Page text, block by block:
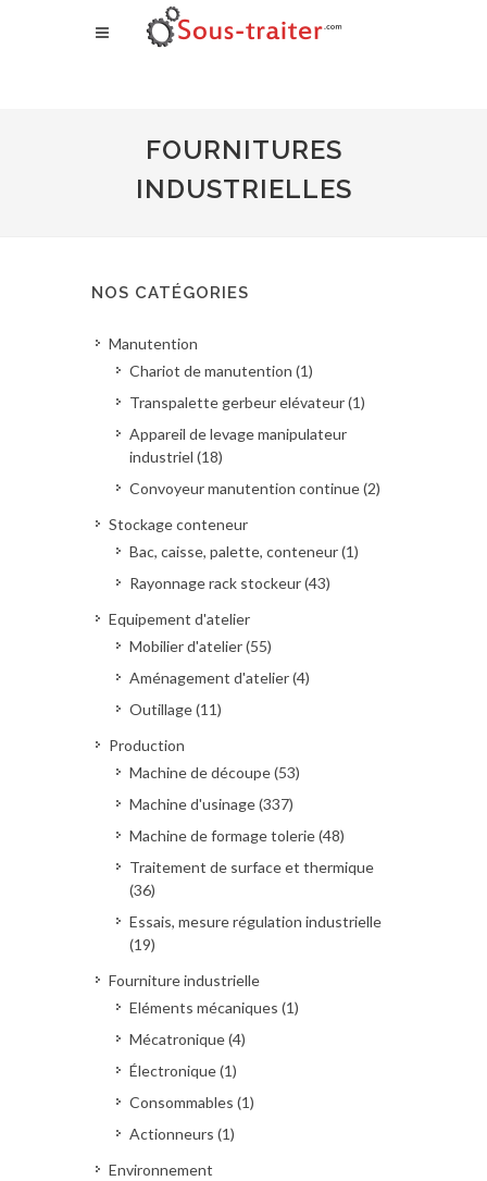
FOURNITURES
INDUSTRIELLES
NOS CATÉGORIES
Manutention
Chariot de manutention (1)
Transpalette gerbeur elévateur (1)
Appareil de levage manipulateur
industriel (18)
Convoyeur manutention continue (2)
Stockage conteneur
Bac, caisse, palette, conteneur (1)
Rayonnage rack stockeur (43)
Equipement d'atelier
Mobilier d'atelier (55)
Aménagement d'atelier (4)
Outillage (11)
Production
Machine de découpe (53)
Machine d'usinage (337)
Machine de formage tolerie (48)
Traitement de surface et thermique
(36)
Essais, mesure régulation industrielle
(19)
Fourniture industrielle
Eléments mécaniques (1)
Mécatronique (4)
Électronique (1)
Consommables (1)
Actionneurs (1)
Environnement